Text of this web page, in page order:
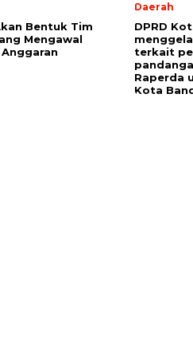
Bentuk Tim
Mengawal
Daerah
DPRD
terkait
Raperda
Kota